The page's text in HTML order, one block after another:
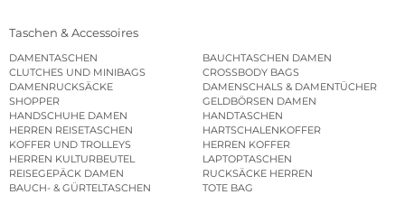
Taschen & Accessoires
DAMENTASCHEN
BAUCHTASCHEN DAMEN
CLUTCHES UND MINIBAGS
CROSSBODY BAGS
DAMENRUCKSÄCKE
DAMENSCHALS & DAMENTÜCHER
SHOPPER
GELDBÖRSEN DAMEN
HANDSCHUHE DAMEN
HANDTASCHEN
HERREN REISETASCHEN
HARTSCHALENKOFFER
KOFFER UND TROLLEYS
HERREN KOFFER
HERREN KULTURBEUTEL
LAPTOPTASCHEN
REISEGEPÄCK DAMEN
RUCKSÄCKE HERREN
BAUCH- & GÜRTELTASCHEN
TOTE BAG